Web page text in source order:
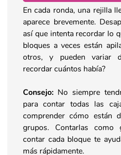
En cada ronda, una rejilla
aparece brevemente.
así que intenta recordar lo
bloques a veces están
otros, y pueden variar
recordar cuántos había?
Consejo: No siempre
para contar todas las
comprender cómo están
grupos. Contarlas
contar cada bloque te
más rápidamente.